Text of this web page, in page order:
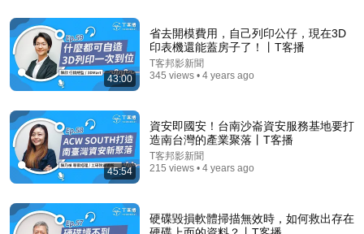
43:00
省去開模費用，自己列印公仔，現在3D
印表機還能蓋房子了！丨T客播
T客邦影新聞
345 views • 4 years ago
45:54
資安即國安！台南沙崙資安服務基地要打
造南台灣的產業聚落丨T客播
T客邦影新聞
215 views • 4 years ago
硬碟毀損軟體掃描無效時，如何救出存在